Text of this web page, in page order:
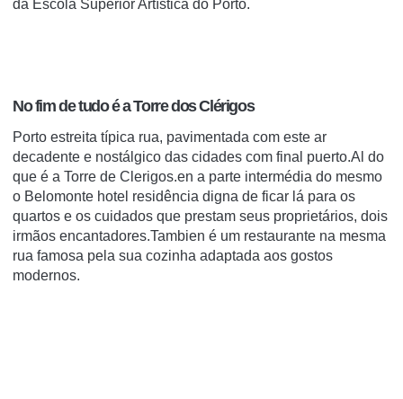
da Escola Superior Artística do Porto.
No fim de tudo é a Torre dos Clérigos
Porto estreita típica rua, pavimentada com este ar
decadente e nostálgico das cidades com final puerto.Al do
que é a Torre de Clerigos.en a parte intermédia do mesmo
o Belomonte hotel residência digna de ficar lá para os
quartos e os cuidados que prestam seus proprietários, dois
irmãos encantadores.Tambien é um restaurante na mesma
rua famosa pela sua cozinha adaptada aos gostos
modernos.